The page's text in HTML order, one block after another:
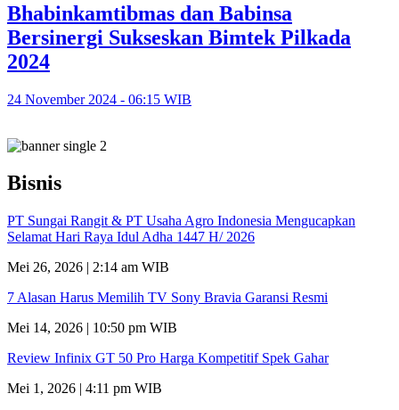
Bhabinkamtibmas dan Babinsa
Bersinergi Sukseskan Bimtek Pilkada
2024
24 November 2024 - 06:15 WIB
Bisnis
PT Sungai Rangit & PT Usaha Agro Indonesia Mengucapkan
Selamat Hari Raya Idul Adha 1447 H/ 2026
Mei 26, 2026 | 2:14 am WIB
7 Alasan Harus Memilih TV Sony Bravia Garansi Resmi
Mei 14, 2026 | 10:50 pm WIB
Review Infinix GT 50 Pro Harga Kompetitif Spek Gahar
Mei 1, 2026 | 4:11 pm WIB